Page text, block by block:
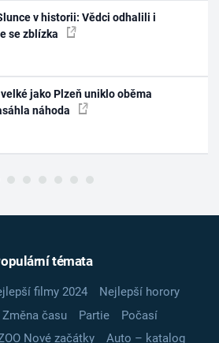
v historii: Vědci odhalili i
se zblízka
jako Plzeň uniklo oběma
náhoda
témata
filmy 2024
Nejlepší horory
Změna času Partie
Počasí
Nové začátky
Auto – katalog